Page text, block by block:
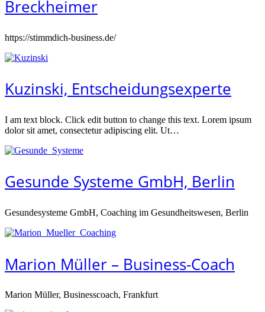
Breckheimer
https://stimmdich-business.de/
Kuzinski, Entscheidungsexperte
I am text block. Click edit button to change this text. Lorem ipsum
dolor sit amet, consectetur adipiscing elit. Ut…
Gesunde Systeme GmbH, Berlin
Gesundesysteme GmbH, Coaching im Gesundheitswesen, Berlin
Marion Müller – Business-Coach
Marion Müller, Businesscoach, Frankfurt